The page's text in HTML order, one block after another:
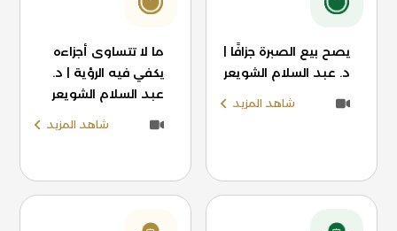
يصح بيع الصبرة جزافًا |
د. عبد السلام الشويعر
شاهد المزيد
ما لا تتساوى أجزاءه
يكفي فيه الرؤية | د.
عبد السلام الشويعر
شاهد المزيد